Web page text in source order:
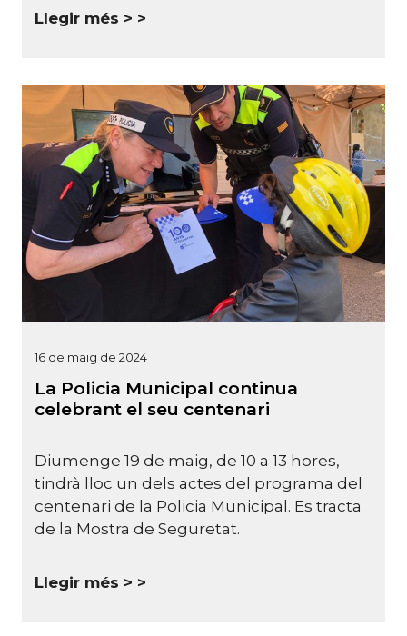
Llegir més >
16 de maig de 2024
La Policia Municipal continua
celebrant el seu centenari
Diumenge 19 de maig, de 10 a 13 hores,
tindrà lloc un dels actes del programa del
centenari de la Policia Municipal. Es tracta
de la Mostra de Seguretat.
Llegir més >